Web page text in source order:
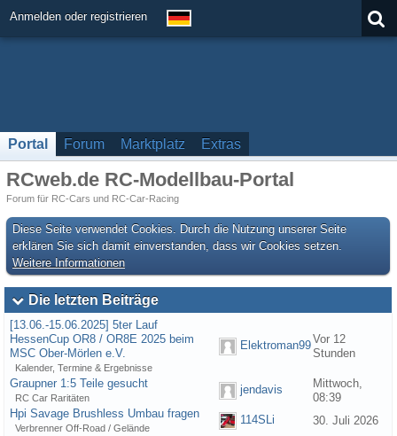
Anmelden oder registrieren
Portal Forum Marktplatz Extras
RCweb.de RC-Modellbau-Portal
Forum für RC-Cars und RC-Car-Racing
Diese Seite verwendet Cookies. Durch die Nutzung unserer Seite
erklären Sie sich damit einverstanden, dass wir Cookies setzen.
Weitere Informationen
Die letzten Beiträge
[13.06.-15.06.2025] 5ter Lauf
HessenCup OR8 / OR8E 2025 beim
MSC Ober-Mörlen e.V.
Kalender, Termine & Ergebnisse
Elektroman99Vor 12
Stunden
Graupner 1:5 Teile gesucht
RC Car Raritäten
jendavis
Mittwoch,
08:39
Hpi Savage Brushless Umbau fragen
Verbrenner Off-Road / Gelände
114SLi
30. Juli 2026